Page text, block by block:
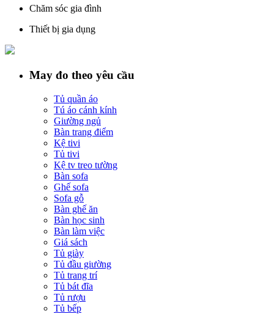
Chăm sóc gia đình
Thiết bị gia dụng
May đo theo yêu cầu
Tủ quần áo
Tú áo cánh kính
Giường ngủ
Bàn trang điểm
Kệ tivi
Tủ tivi
Kệ tv treo tường
Bàn sofa
Ghế sofa
Sofa gỗ
Bàn ghế ăn
Bàn học sinh
Bàn làm việc
Giá sách
Tủ giày
Tủ đầu giường
Tủ trang trí
Tủ bát đĩa
Tủ rượu
Tủ bếp